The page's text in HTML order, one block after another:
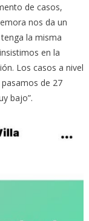
de casos,
nos da un
la misma
en la
Los casos a nivel
de 27
bajo”.